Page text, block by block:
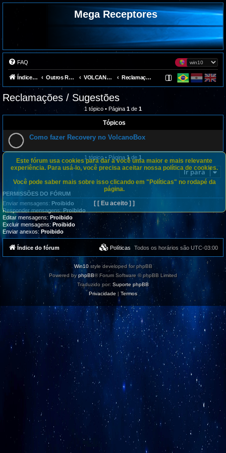
Mega Receptores
FAQ
Índice do fórum Outros Receptores VOLCANOBOX Reclamações / Sugestões
Reclamações / Sugestões
1 tópico • Página1de 1
Tópicos
Como fazer Recovery no VolcanoBox
1 tópico • Página 1de 1
Ir para
PERMISSÕES DO FÓRUM
Enviar mensagens: Proibido
Responder mensagens: Proibido
Editar mensagens:Proibido
Excluir mensagens:Proibido
Enviar anexos: Proibido
Este fórum usa cookies para dar a você uma maior e mais relevante
experiência. Para usá-lo, você precisa aceitar nossa política de cookies.
Você pode saber mais sobre isso clicando em "Políticas" no rodapé da
página.
[ [ Eu aceito ] ]
Índice do fórum Todos os horários são UTC-03:00
Políticas
Win10style developed for phpBB
Powered byphpBB® Forum Software © phpBB Limited
Traduzido por: Suporte phpBB
Privacidade | Termos